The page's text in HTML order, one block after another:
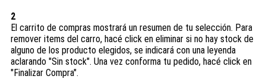
2
El carrito de compras mostrará un resumen de tu selección. Para
remover items del carro, hacé click en eliminar si no hay stock de
alguno de los producto elegidos, se indicará con una leyenda
aclarando "Sin stock". Una vez conforma tu pedido, hacé click en
"Finalizar Compra".